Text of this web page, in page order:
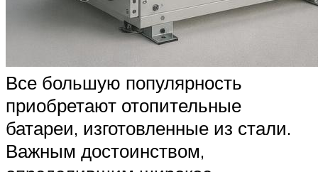
Все большую популярность
приобретают отопительные
батареи, изготовленные из стали.
Важным достоинством,